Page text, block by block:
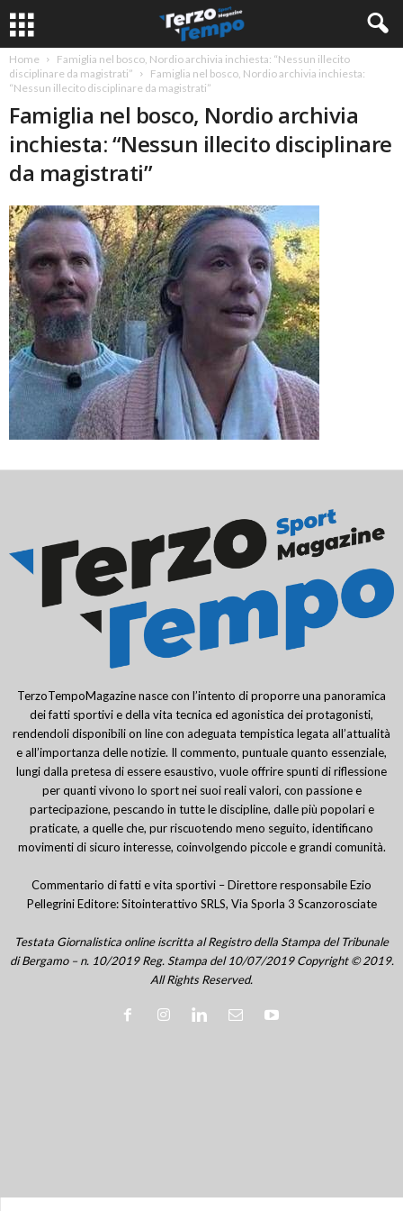
Home
Famiglia nel bosco, Nordio archivia inchiesta: “Nessun illecito
disciplinare da magistrati”
Famiglia nel bosco, Nordio archivia inchiesta:
“Nessun illecito disciplinare da magistrati”
Famiglia nel bosco, Nordio archivia
inchiesta: “Nessun illecito disciplinare
da magistrati”
TerzoTempoMagazine nasce con l’intento di proporre una panoramica
dei fatti sportivi e della vita tecnica ed agonistica dei protagonisti,
rendendoli disponibili on line con adeguata tempistica legata all’attualità
e all’importanza delle notizie. Il commento, puntuale quanto essenziale,
lungi dalla pretesa di essere esaustivo, vuole offrire spunti di riflessione
per quanti vivono lo sport nei suoi reali valori, con passione e
partecipazione, pescando in tutte le discipline, dalle più popolari e
praticate, a quelle che, pur riscuotendo meno seguito, identificano
movimenti di sicuro interesse, coinvolgendo piccole e grandi comunità.
Commentario di fatti e vita sportivi – Direttore responsabile Ezio
Pellegrini Editore: Sitointerattivo SRLS, Via Sporla 3 Scanzorosciate
Testata Giornalistica online iscritta al Registro della Stampa del Tribunale
di Bergamo – n. 10/2019 Reg. Stampa del 10/07/2019 Copyright © 2019.
All Rights Reserved.